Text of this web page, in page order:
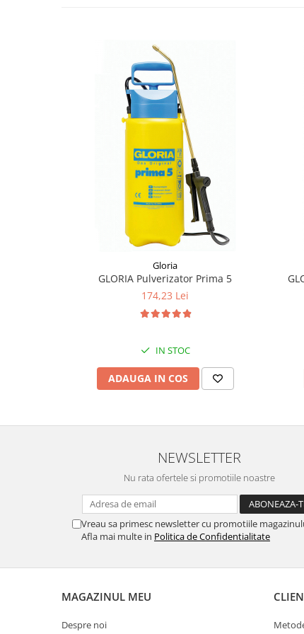
Pulverizatoare profesionale
Sisteme mopuri preimpregnate
Gloria
GLORIA Pulverizator Prima 5
174,23 Lei
IN STOC
ADAUGA IN COS
NEWSLETTER
Nu rata ofertele si promotiile noastre
Vreau sa primesc newsletter cu promotiile
Afla mai multe in Politica de Confidentialitate
MAGAZINUL MEU
Despre noi